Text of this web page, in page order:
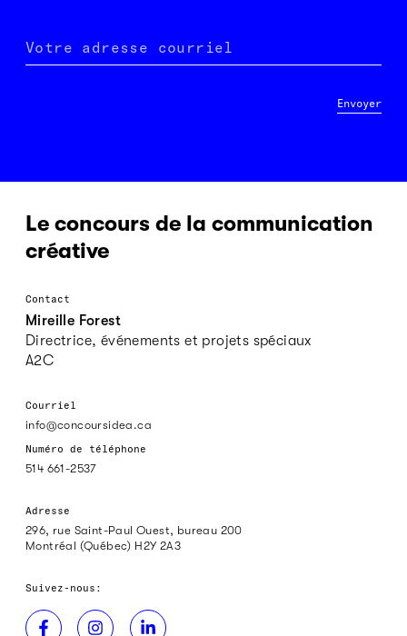
Votre adresse courriel
Envoyer
Le concours de la communication
créative
Contact
Mireille Forest
Directrice, événements et projets spéciaux
A2C
Courriel
info@concoursidea.ca
Numéro de téléphone
514 661-2537
Adresse
296, rue Saint-Paul Ouest, bureau 200
Montréal (Québec) H2Y 2A3
Suivez-nous: